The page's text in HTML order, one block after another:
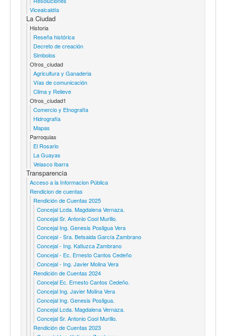
Vicealcaldía
La Ciudad
Historia
Reseña histórica
Decreto de creación
Simbolos
Otros_ciudad
Agricultura y Ganaderia
Vías de comunicación
Clima y Relieve
Otros_ciudad1
Comercio y Etnografía
Hidrografía
Mapas
Parroquias
El Rosario
La Guayas
Velasco Ibarra
Transparencia
Acceso a la Informacion Pública
Rendicion de cuentas
Rendición de Cuentas 2025
Concejal Lcda. Magdalena Vernaza.
Concejal Sr. Antonio Cool Murillo.
Concejal Ing. Genesis Posligua Vera
Concejal - Sra. Betsaida García Zambrano
Concejal - Ing. Katiuzca Zambrano
Concejal - Ec. Ernesto Cantos Cedeño
Concejal - Ing. Javier Molina Vera
Rendición de Cuentas 2024
Concejal Ec. Ernesto Cantos Cedeño.
Concejal Ing. Javier Molina Vera
Concejal Ing. Genesis Posligua.
Concejal Lcda. Magdalena Vernaza.
Concejal Sr. Antonio Cool Murillo.
Rendición de Cuentas 2023